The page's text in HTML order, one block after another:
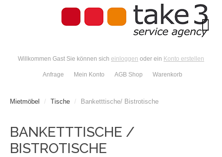
Willkommen Gast Sie können sich einloggen oder ein Konto erstellen
Anfrage Mein Konto AGB Shop Warenkorb
Mietmöbel / Tische / Banketttische/ Bistrotische
BANKETTTISCHE /
BISTROTISCHE